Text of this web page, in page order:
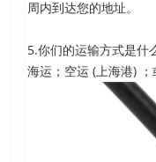
周内到达您的地址。
5.你们的运输方式是什
海运；空运 (上海港) ；